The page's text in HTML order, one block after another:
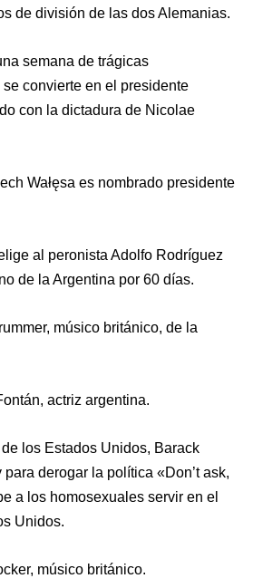
de división de las dos Alemanias.
semana de trágicas
convierte en el presidente
con la dictadura de Nicolae
Wałęsa es nombrado presidente
al peronista Adolfo Rodríguez
de la Argentina por 60 días.
músico británico, de la
actriz argentina.
los Estados Unidos, Barack
derogar la política «Don’t ask,
a los homosexuales servir en el
Unidos.
músico británico.